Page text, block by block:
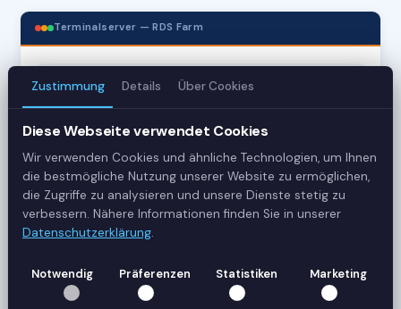
Terminalserver — RDS Farm
3
42
Sessions
SERVER-AUSLASTUNG
Zustimmung Details Über Cookies
Diese Webseite verwendet Cookies
Wir verwenden Cookies und ähnliche Technologien, um Ihnen
die bestmögliche Nutzung unserer Website zu ermöglichen,
die Zugriffe zu analysieren und unsere Dienste stetig zu
verbessern. Nähere Informationen finden Sie in unserer
Datenschutzerklärung.
Notwendig Präferenzen Statistiken Marketing